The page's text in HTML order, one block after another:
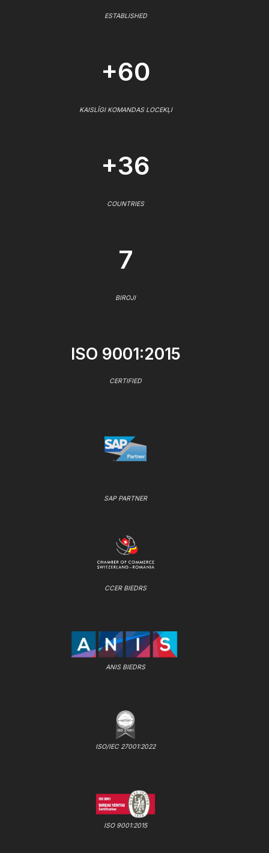
ESTABLISHED
+60
KAISLĪGI KOMANDAS LOCEKĻI
+36
COUNTRIES
7
BIROJI
ISO 9001:2015
CERTIFIED
SAP PARTNER
CCER BIEDRS
ANIS BIEDRS
ISO/IEC 27001:2022
ISO 9001:2015